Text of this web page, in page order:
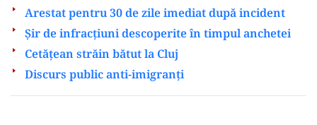
Arestat pentru 30 de zile imediat după incident
Şir de infracţiuni descoperite în timpul anchetei
Cetăţean străin bătut la Cluj
Discurs public anti-imigranţi